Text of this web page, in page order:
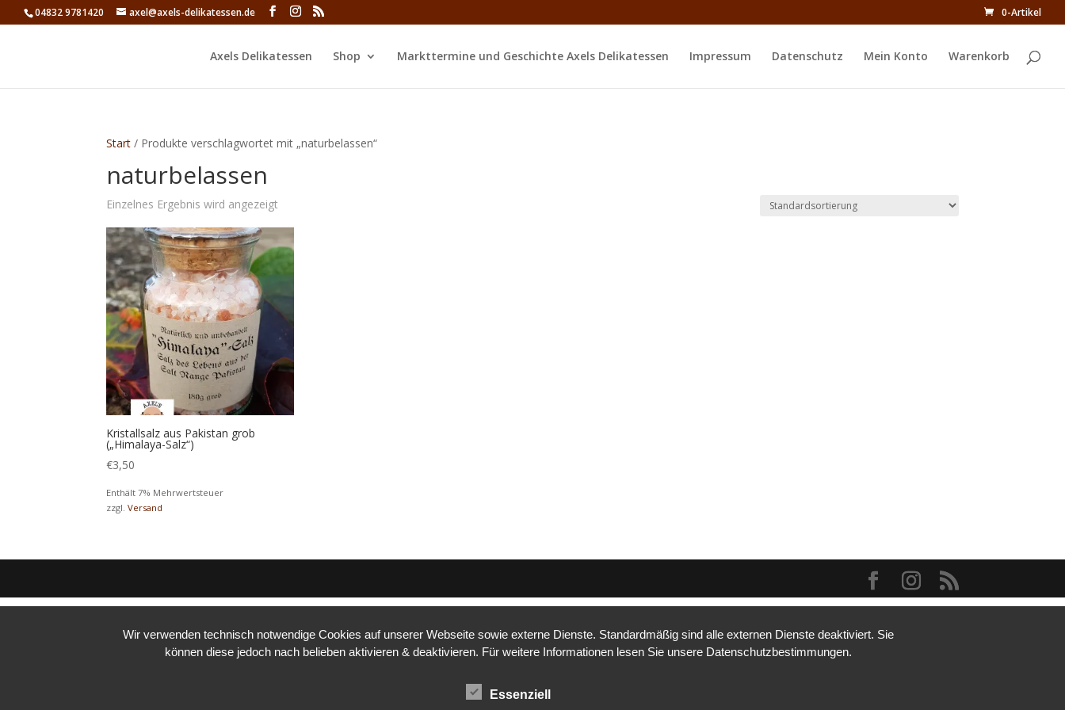
04832 9781420 axel@axels-delikatessen.de 0-Artikel
Axels Delikatessen Shop Markttermine und Geschichte Axels Delikatessen Impressum Datenschutz Mein Konto Warenkorb
Start / Produkte verschlagwortet mit „naturbelassen“
naturbelassen
Einzelnes Ergebnis wird angezeigt
Kristallsalz aus Pakistan grob
(„Himalaya-Salz“)
€3,50
Enthält 7% Mehrwertsteuer
zzgl.Versand
Wir verwenden technisch notwendige Cookies auf unserer Webseite sowie externe Dienste. Standardmäßig sind alle externen Dienste deaktiviert. Sie
können diese jedoch nach belieben aktivieren & deaktivieren. Für weitere Informationen lesen Sie unsere Datenschutzbestimmungen.
Essenziell